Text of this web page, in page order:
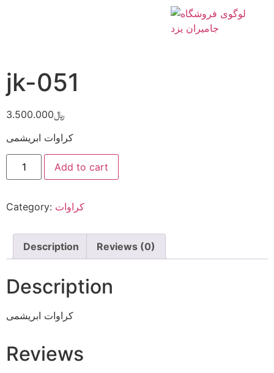
jk-051
﷼3.500.000
کراوات ابریشمی
Add to cart
Category: کراوات
Description Reviews (0)
Description
کراوات ابریشمی
Reviews